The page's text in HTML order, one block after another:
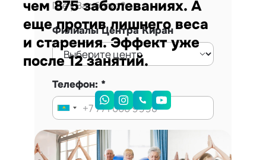
Где у Вас болит?
Филиалы Центра Киран
Телефон:
Запись на консультацию
чем 875 заболеваниях. А
еще против лишнего веса
и старения. Эффект уже
после 12 занятий.